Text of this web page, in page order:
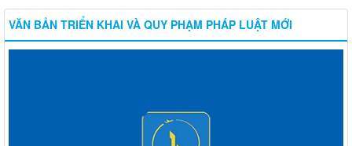
VĂN BẢN TRIỂN KHAI VÀ QUY PHẠM PHÁP LUẬT MỚI